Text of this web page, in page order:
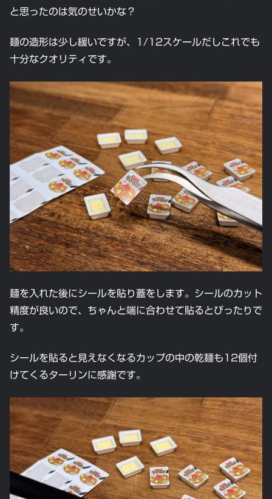
と思ったのは気のせいかな？
麺の造形は少し緩いですが、1/12スケールだしこれでも
十分なクオリティです。
麺を入れた後にシールを貼り蓋をします。シールのカット
精度が良いので、ちゃんと端に合わせて貼るとぴったりで
す。
シールを貼ると見えなくなるカップの中の乾麺も12個付
けてくるターリンに感謝です。